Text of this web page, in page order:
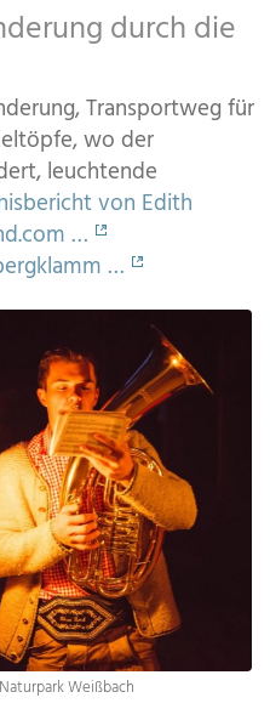
durch die
Transportweg für
wo der
leuchtende
von Edith
…
…
Weißbach